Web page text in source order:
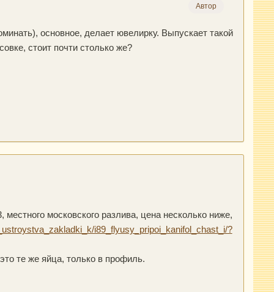
Автор
основное, делает ювелирку. Выпускает такой
стоит почти столько же?
московского разлива, цена несколько ниже,
i89_flyusy_pripoi_kanifol_chast_i/?
те же яйца, только в профиль.